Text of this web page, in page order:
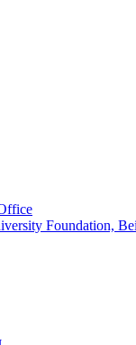
Foundation,